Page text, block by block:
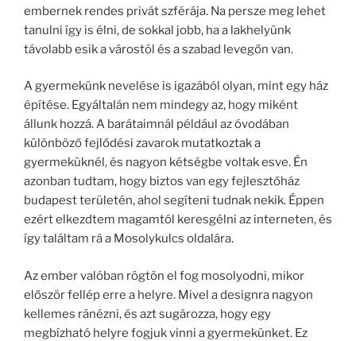
embernek rendes privát szférája. Na persze meg lehet
tanulni így is élni, de sokkal jobb, ha a lakhelyünk
távolabb esik a várostól és a szabad levegőn van.
A gyermekünk nevelése is igazából olyan, mint egy ház
építése. Egyáltalán nem mindegy az, hogy miként
állunk hozzá. A barátaimnál például az óvodában
különböző fejlődési zavarok mutatkoztak a
gyermeküknél, és nagyon kétségbe voltak esve. Én
azonban tudtam, hogy biztos van egy fejlesztőház
budapest területén, ahol segíteni tudnak nekik. Éppen
ezért elkezdtem magamtól keresgélni az interneten, és
így találtam rá a Mosolykulcs oldalára.
Az ember valóban rögtön el fog mosolyodni, mikor
először fellép erre a helyre. Mivel a designra nagyon
kellemes ránézni, és azt sugározza, hogy egy
megbízható helyre fogjuk vinni a gyermekünket. Ez